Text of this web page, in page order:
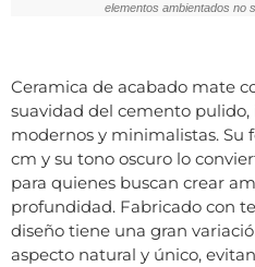
elementos ambientados no
Ceramica de acabado mate
suavidad del cemento
modernos y minimalistas. Su
cm y su tono oscuro lo
para quienes buscan crear
profundidad. Fabricado con
diseño tiene una gran
aspecto natural y único,